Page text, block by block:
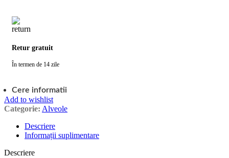
Retur gratuit
În termen de 14 zile
Cere informatii
Add to wishlist
Categorie: Alveole
Descriere
Informații suplimentare
Descriere